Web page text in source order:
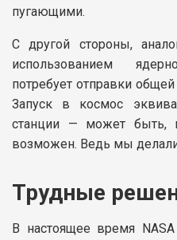
пугающими.
С другой стороны,
использованием
потребует отправки
Запуск в космос
станции — может быть,
возможен. Ведь мы
Трудные
В настоящее время